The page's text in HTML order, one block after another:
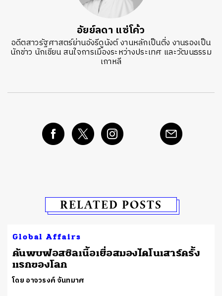
อัยย์ลดา แซ่โค้ว
อดีตสาวรัฐศาสตร์ย่านอังรีดูนังต์ งานหลักเป็นติ่ง งานรองเป็น
นักข่าว นักเขียน สนใจการเมืองระหว่างประเทศ และวัฒนธรรม
เกาหลี
RELATED POSTS
Global Affairs
ค้นพบฟอสซิลเนื้อเยื่อสมองไดโนเสาร์ครั้ง
แรกของโลก
โดย อาจวรงค์ จันทมาศ